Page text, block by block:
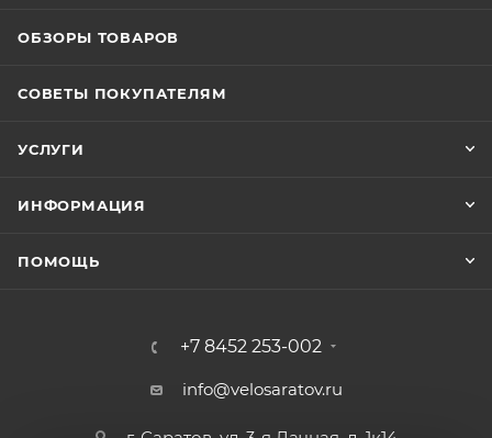
ОБЗОРЫ ТОВАРОВ
СОВЕТЫ ПОКУПАТЕЛЯМ
УСЛУГИ
ИНФОРМАЦИЯ
ПОМОЩЬ
+7 8452 253-002
info@velosaratov.ru